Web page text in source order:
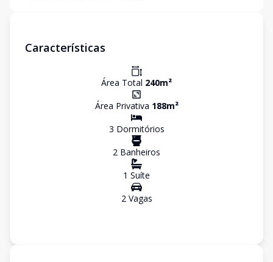
Características
Área Total 240m²
Área Privativa 188m²
3 Dormitórios
2 Banheiros
1 Suíte
2Vagas